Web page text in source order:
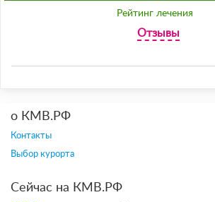
Рейтинг лечения
Отзывы
о КМВ.РФ
Контакты
Выбор курорта
Сейчас на КМВ.РФ